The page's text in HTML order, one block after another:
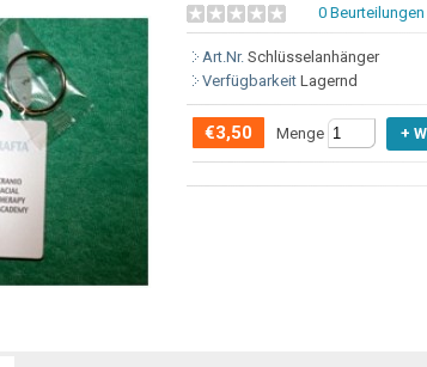
0 Beurteilungen
Art.Nr. Schlüsselanhänger
Verfügbarkeit Lagernd
€3,50 Menge